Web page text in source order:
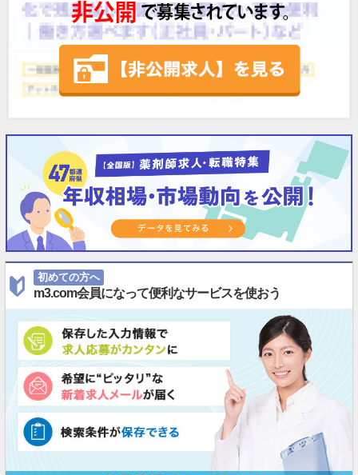
初めての方へ
m3.com会員になって便利なサービスを使おう